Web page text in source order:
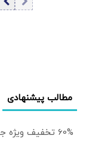
تغییر نظام در ایران
مطالب پیشنهادی
60% تخفیف ویژه جین وست + خرید در4 قسطه